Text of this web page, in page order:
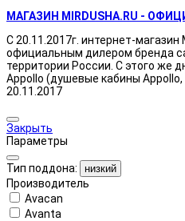
МАГАЗИН MIRDUSHA.RU -
С 20.11.2017г. интернет-магазин
официальным дилером бренда
территории России. С этого же
Appollo (душевые кабины Appollo,
20.11.2017
Закрыть
Параметры
Тип поддона: низкий
Производитель
Avacan
Avanta